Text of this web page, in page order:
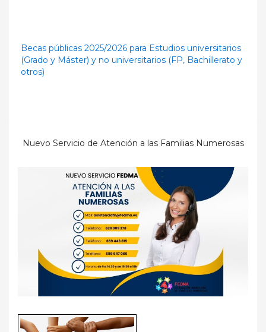
Becas públicas 2025/2026 para Estudios universitarios
(Grado y Máster) y no universitarios (FP, Bachillerato y
otros)
Nuevo Servicio de Atención a las Familias Numerosas